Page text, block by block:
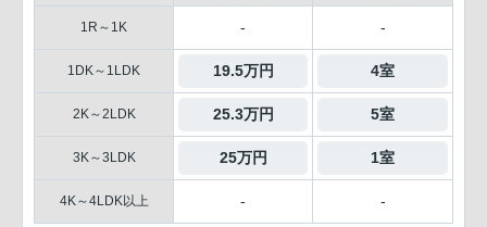
1R～1K - -
1DK～1LDK 19.5万円 4室
2K～2LDK 25.3万円 5室
3K～3LDK 25万円 1室
4K～4LDK以上 - -